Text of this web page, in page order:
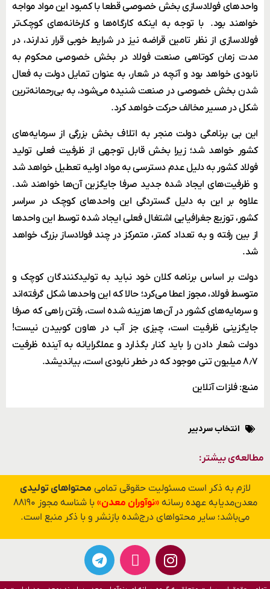
واحدهای فولادسازی بخش خصوصی قطعا با کمبود این مواد مواجه
خواهند بود. با توجه به اینکه کارگاه‌ها و کارخانه‌های کوچک‌تر
فولادسازی از نظر تامین قراضه نیز در شرایط خوبی قرار ندارند، در
مدت زمان کوتاهی صنعت فولاد در بخش خصوصی محکوم به
نابودی خواهد بود و آنچه در شعار، به عنوان تمایل دولت به فعال
شدن بخش خصوصی‌ در صنعت شنیده می‌شود، به بی‌رحمانه‌ترین
شکل در مسیر مخالف حرکت خواهد کرد.
این بی برنامگی دولت منجر به اتلاف بخش بزرگی از سرمایه‌های
کشور خواهد شد؛ زیرا بخش قابل توجهی از ظرفیت فعلی تولید
فولاد کشور به دلیل عدم دسترسی به مواد اولیه تعطیل خواهد شد
و ظرفیت‌های ایجاد شده جدید صرفا جایگزین آن‌ها خواهند شد.
علاوه بر این به دلیل گستردگی این واحدهای کوچک در سراسر
کشور، توزیع جغرافیایی اشتغال فعلی ایجاد شده توسط این واحدها
از بین رفته و به تعداد کمتر، متمرکز در چند فولادساز بزرگ خواهد
شد.
دولت بر اساس برنامه کلان خود نباید به تولیدکنندگان کوچک و
متوسط فولاد، مجوز اعطا می‌کرد؛ حالا که این واحدها شکل گرفته‌اند
و سرمایه‌های کشور در آن‌ها هزینه شده است، رفتن راهی که صرفا
جایگزینی ظرفیت است، چیزی جز آب در هاون کوبیدن نیست!
دولت شعار دادن را باید کنار بگذارد و عملگرایانه به آینده ظرفیت
۸٫۷ میلیون تنی موجود که در خطر نابودی است، بیاندیشد.
منبع: فلزات آنلاین
انتخاب سردبیر
مطالعه‌ی بیشتر:
لازم به ذکر است مسئولیت حقوقی تمامی محتواهای تولیدی
معدن‌مدیا به عهده رسانه«نوآوران معدن»
با شناسه مجوز ۸۸۱۹۰
می‌باشد؛ سایر محتواهای درج‌شده بازنشر و با ذکر منبع است.